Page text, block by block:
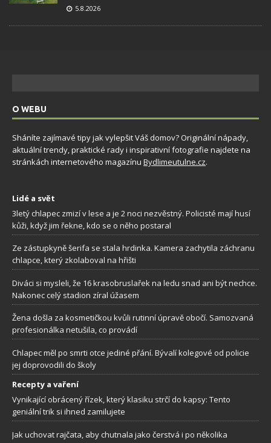
5.8.2026
O WEBU
Sháníte zajímavé tipy jak vylepšit Váš domov? Originální nápady,
aktuální trendy, praktické rady i inspirativní fotografie najdete na
stránkách internetového magazínu Bydlimeutulne.cz.
Lidé a svět
3letý chlapec zmizí v lese a je 2 noci nezvěstný. Policisté mají husí
kůži, když jim řekne, kdo se o něho postaral
Ze zástupkyně šerifa se stala hrdinka. Kamera zachytila záchranu
chlapce, který zkolaboval na hřišti
Diváci si mysleli, že 16 krasobruslařek na ledu snad ani být nechce.
Nakonec celý stadion zíral úžasem
Žena došla za kosmetičkou kvůli rutinní úpravě obočí. Samozvaná
profesionálka netušila, co provádí
Chlapec měl po smrti otce jediné přání. Bývalí kolegové od policie
jej doprovodili do školy
Recepty a vaření
Vynikající obrácený řízek, který klasiku strčí do kapsy: Tento
geniální trik si ihned zamilujete
Jak uchovat rajčata, aby chutnala jako čerstvá i po několika